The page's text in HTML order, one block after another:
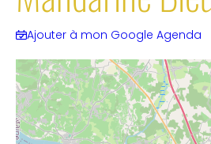
Ajouter à mon Google Agenda